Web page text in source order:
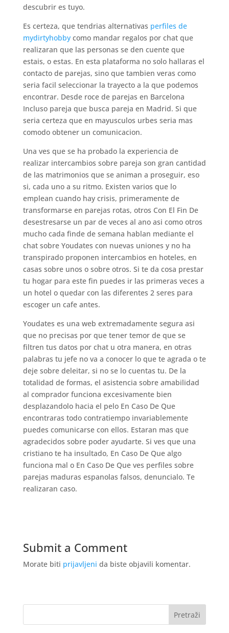
descubrir es tuyo.
Es certeza, que tendri­as alternativas perfiles de
mydirtyhobbycomo mandar regalos por chat que
realizaran que las personas se den cuente que
estais, o estas. En esta plataforma no solo hallaras el
contacto de parejas, sino que tambien veras como
seri­a facil seleccionar la trayecto a la que podemos
encontrar. Desde roce de parejas en Barcelona
Incluso pareja que busca pareja en Madrid. Si que
seri­a certeza que en mayusculos urbes seri­a mas
comodo obtener un comunicacion.
Una ves que se ha probado la experiencia de
realizar intercambios sobre pareja son gran cantidad
de las matrimonios que se animan a proseguir, eso
si, cada uno a su ritmo. Existen varios que lo
emplean cuando hay crisis, primeramente de
transformarse en parejas rotas, otros Con El Fin De
desestresarse un par de veces al ano asi­ como otros
mucho cada finde de semana hablan mediante el
chat sobre Youdates con nuevas uniones y no ha
transpirado proponen intercambios en hoteles, en
casas sobre unos o sobre otros. Si te da cosa prestar
tu hogar para este fin puedes ir las primeras veces a
un hotel o quedar con las diferentes 2 seres para
escoger un cafe antes.
Youdates es una web extremadamente segura asi
que no precisas por que tener temor de que se
filtren tus datos por chat u otra manera, en otras
palabras tu jefe no va a conocer lo que te agrada o te
deje sobre deleitar, si no se lo cuentas tu. De la
totalidad de formas, el asistencia sobre amabilidad
al comprador funciona excesivamente bien
desplazandolo hacia el pelo En Caso De Que
encontraras todo contratiempo invariablemente
puedes comunicarse con ellos. Estaran mas que
agradecidos sobre poder ayudarte. Si ves que una
cristiano te ha insultado, En Caso De Que algo
funciona mal o En Caso De Que ves perfiles sobre
parejas maduras espanolas falsos, denuncialo. Te
realizaran caso.
Submit a Comment
Morate biti prijavljeni da biste objavili komentar.